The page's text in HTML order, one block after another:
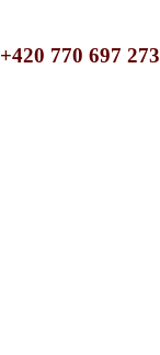
+420 770 697 273